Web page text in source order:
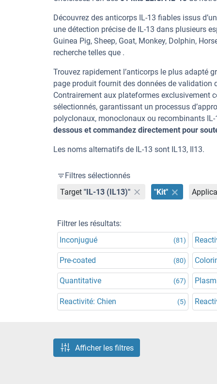
Découvrez des anticorps IL-13 fiables issus
une détection précise de IL-13 dans plusieurs
Guinea Pig, Sheep, Goat, Monkey, Dolphin,
recherche telles que .
Trouvez rapidement l’anticorps le plus adapté
page produit fournit des données de validation
Contrairement aux plateformes exclusivement
sélectionnés, garantissant un processus
polyclonaux, monoclonaux ou recombinants
dessous et commandez directement pour
Les noms alternatifs de IL-13 sont IL13, Il13.
Filtres sélectionnés
Target "IL-13 (IL13)" "Kit"
Filtrer les résultats:
Inconjugué
(81)
Pre-coated (80)
Quantitative (67)
Reactivité: Chien (5)
Afficher les filtres